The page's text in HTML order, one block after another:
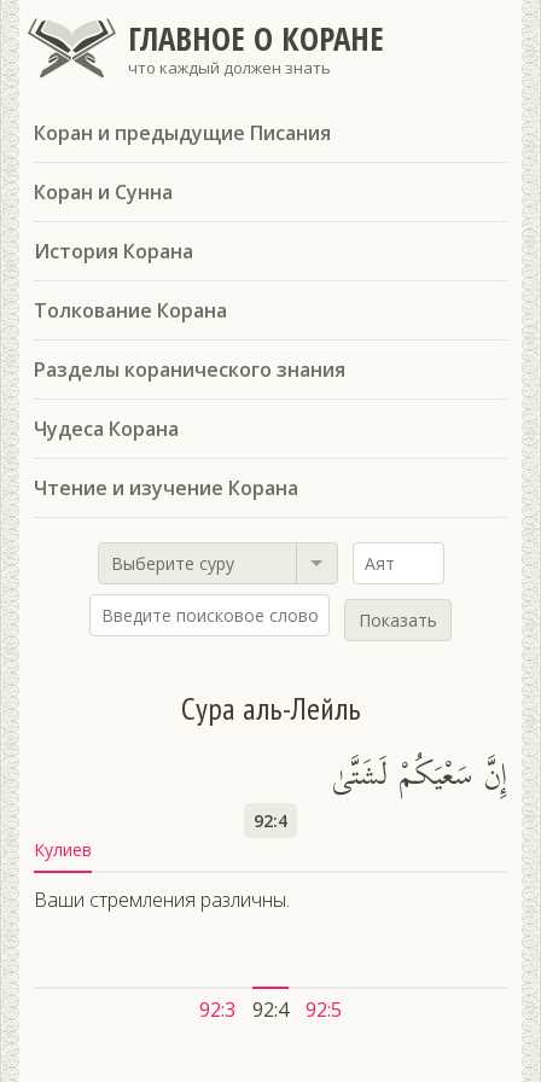
ГЛАВНОЕ О КОРАНЕ
что каждый должен знать
Коран и предыдущие Писания
Коран и Сунна
История Корана
Толкование Корана
Разделы коранического знания
Чудеса Корана
Чтение и изучение Корана
Выберите суру
Показать
Сура аль-Лейль
إِنَّ سَعْيَكُمْ لَشَتَّىٰ
92:4
Кулиев
Ваши стремления различны.
92:3 92:4 92:5